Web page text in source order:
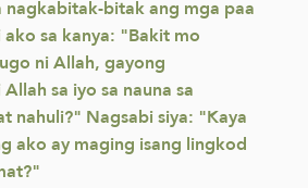
bitak ang mga paa
sa kanya: "Bakit mo
ni Allah, gayong
sa iyo sa nauna sa
nahuli?" Nagsabi siya: "Kaya
ako ay maging isang lingkod